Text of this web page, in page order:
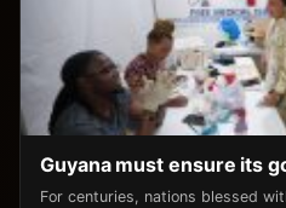
Guyana must ensure its
For centuries, nations blessed